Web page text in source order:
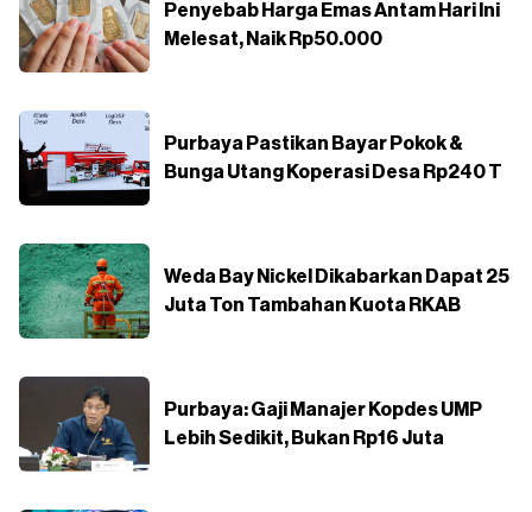
Penyebab Harga Emas Antam Hari Ini
Melesat, Naik Rp50.000
Purbaya Pastikan Bayar Pokok &
Bunga Utang Koperasi Desa Rp240 T
Weda Bay Nickel Dikabarkan Dapat 25
Juta Ton Tambahan Kuota RKAB
Purbaya: Gaji Manajer Kopdes UMP
Lebih Sedikit, Bukan Rp16 Juta